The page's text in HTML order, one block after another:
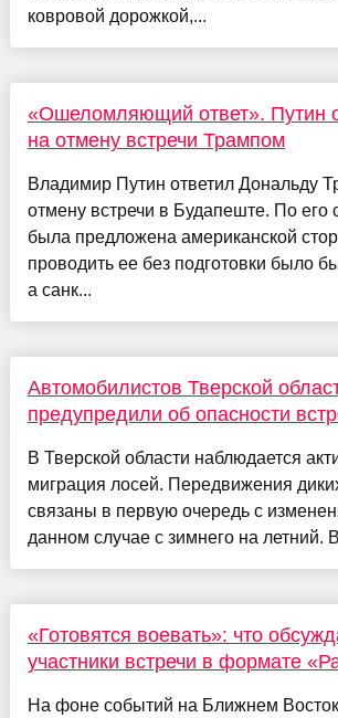
ковровой дорожкой,...
«Ошеломляющий ответ». Путин
на отмену встречи Трампом
Владимир Путин ответил Дональду
отмену встречи в Будапеште. По его
была предложена американской
проводить ее без подготовки было
а санк...
Автомобилистов Тверской
предупредили об опасности
В Тверской области наблюдается
миграция лосей. Передвижения
связаны в первую очередь с
данном случае с зимнего на летний.
«Готовятся воевать»: что
участники встречи в формате
На фоне событий на Ближнем